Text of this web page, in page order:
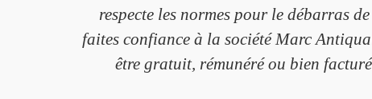
respecte les normes pour le débarras
faites confiance à la société Marc
être gratuit, rémunéré ou bien